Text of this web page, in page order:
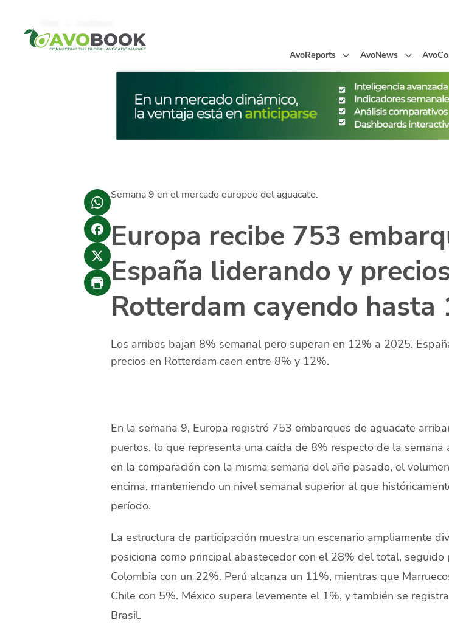
AvoReports
AvoNews
Semana 9 en el mercado europeo del aguacate.
Europa recibe 753
España liderando y
Rotterdam cayendo hasta
Los arribos bajan 8% semanal pero superan en 12% a 2025.
precios en Rotterdam caen entre 8% y 12%.
En la semana 9, Europa registró 753 embarques de aguacate
puertos, lo que representa una caída de 8% respecto de la semana
en la comparación con la misma semana del año pasado, el
encima, manteniendo un nivel semanal superior al que
período.
La estructura de participación muestra un escenario ampliamente
posiciona como principal abastecedor con el 28% del total,
Colombia con un 22%. Perú alcanza un 11%, mientras que
Chile con 5%. México supera levemente el 1%, y también se
Brasil.